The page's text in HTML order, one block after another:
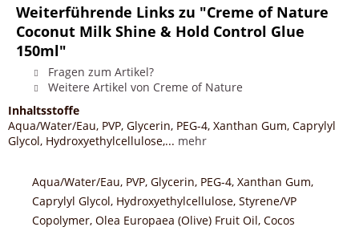
Weiterführende Links zu "Creme of Nature
Coconut Milk Shine & Hold Control Glue
150ml"
Fragen zum Artikel?
Weitere Artikel von Creme of Nature
Inhaltsstoffe
Aqua/Water/Eau, PVP, Glycerin, PEG-4, Xanthan Gum, Caprylyl
Glycol, Hydroxyethylcellulose,... mehr
Aqua/Water/Eau, PVP, Glycerin, PEG-4, Xanthan Gum,
Caprylyl Glycol, Hydroxyethylcellulose, Styrene/VP
Copolymer, Olea Europaea (Olive) Fruit Oil, Cocos